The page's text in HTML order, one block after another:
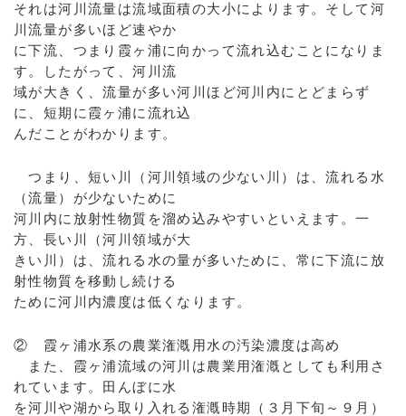
それは河川流量は流域面積の大小によります。そして河
川流量が多いほど速やか
に下流、つまり霞ヶ浦に向かって流れ込むことになりま
す。したがって、河川流
域が大きく、流量が多い河川ほど河川内にとどまらず
に、短期に霞ヶ浦に流れ込
んだことがわかります。
つまり、短い川（河川領域の少ない川）は、流れる水
（流量）が少ないために
河川内に放射性物質を溜め込みやすいといえます。一
方、長い川（河川領域が大
きい川）は、流れる水の量が多いために、常に下流に放
射性物質を移動し続ける
ために河川内濃度は低くなります。
② 霞ヶ浦水系の農業潅漑用水の汚染濃度は高め
また、霞ヶ浦流域の河川は農業用潅漑としても利用さ
れています。田んぼに水
を河川や湖から取り入れる潅漑時期（３月下旬～９月）